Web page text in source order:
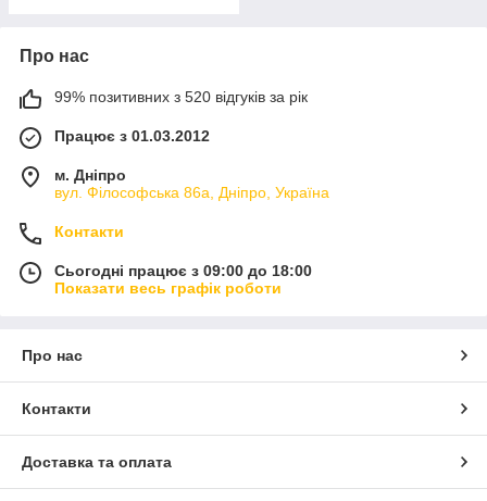
Про нас
99% позитивних з 520 відгуків за рік
Працює з 01.03.2012
м. Дніпро
вул. Філософська 86а, Дніпро, Україна
Контакти
Сьогодні працює з 09:00 до 18:00
Показати весь графік роботи
Про нас
Контакти
Доставка та оплата